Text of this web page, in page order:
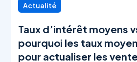
Actualité
Taux d’intérêt moyens
pourquoi les taux
pour actualiser les